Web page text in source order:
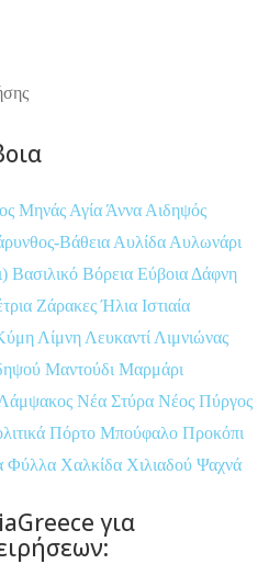
Μηνάς Αγία Άννα Αιδηψός
Βάθεια Αυλίδα Αυλωνάρι
Βασιλικό Βόρεια Εύβοια Δάφνη
ΖάρακεςΉλια Ιστιαία
Λίμνη Λευκαντί Λιμνιώνας
Μαντούδι Μαρμάρι
Νέα Στύρα Νέος Πύργος
Πόρτο Μπούφαλο Προκόπι
Φύλλα Χαλκίδα Χιλιαδού Ψαχνά
για